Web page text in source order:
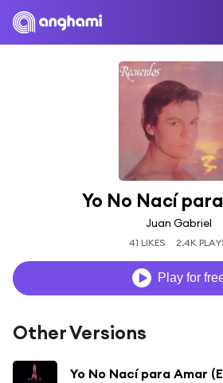
Yo No Nací
Juan Gabriel
41 LIKES 2.4K
Play for
Other Versions